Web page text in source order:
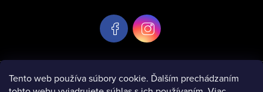
Tento web používa súbory cookie. Ďalším prechádzaním
e
Informácie pre vás